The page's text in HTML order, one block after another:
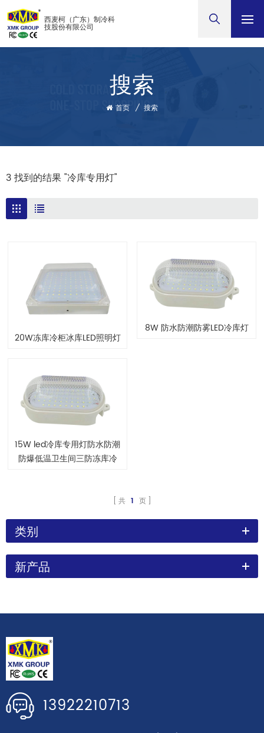
西麦柯（广东）制冷科
技股份有限公司
搜索
首页 / 搜索
3 找到的结果 "冷库专用灯"
20W冻库冷柜冰库LED照明灯
8W 防水防潮防雾LED冷库灯
15W led冷库专用灯防水防潮
防爆低温卫生间三防冻库冷
共 1 页
类别
新产品
13922210713